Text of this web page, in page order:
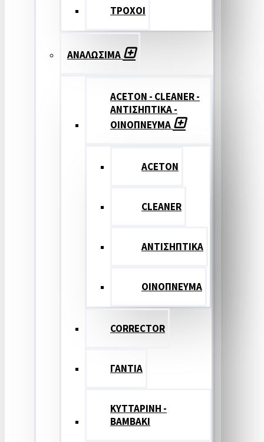
ΤΡΟΧΟΙ
ΑΝΑΛΩΣΙΜΑ
ACETON - CLEANER -
ΑΝΤΙΣΗΠΤΙΚΑ -
ΟΙΝΟΠΝΕΥΜΑ
ACETON
CLEANER
ΑΝΤΙΣΗΠΤΙΚΑ
ΟΙΝΟΠΝΕΥΜΑ
CORRECTOR
ΓΑΝΤΙΑ
ΚΥΤΤΑΡΙΝΗ -
ΒΑΜΒΑΚΙ